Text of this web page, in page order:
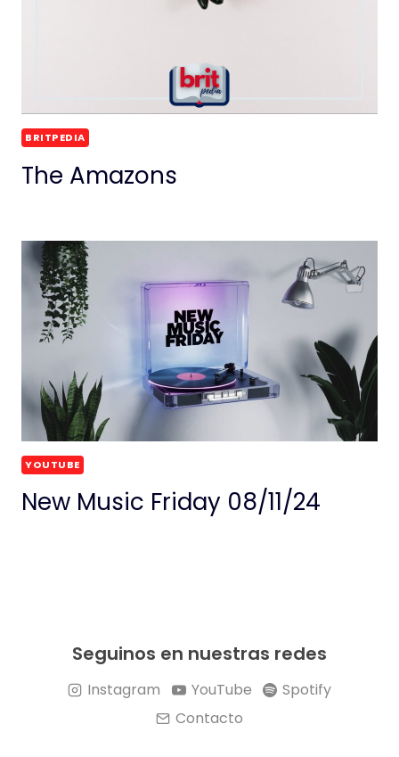
BRITPEDIA
The Amazons
YOUTUBE
New Music Friday 08/11/24
Seguinos en nuestras redes
Instagram YouTube
Spotify
Contacto